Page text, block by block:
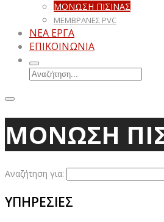
ΜΟΝΩΣΗ ΠΙΣΙΝΑΣ
ΜΕΜΒΡΑΝΕΣ PVC
ΝΕΑ ΕΡΓΑ
ΕΠΙΚΟΙΝΩΝΙΑ
ΜΟΝΩΣΗ
Αναζήτηση για:
ΥΠΗΡΕΣΙΕΣ